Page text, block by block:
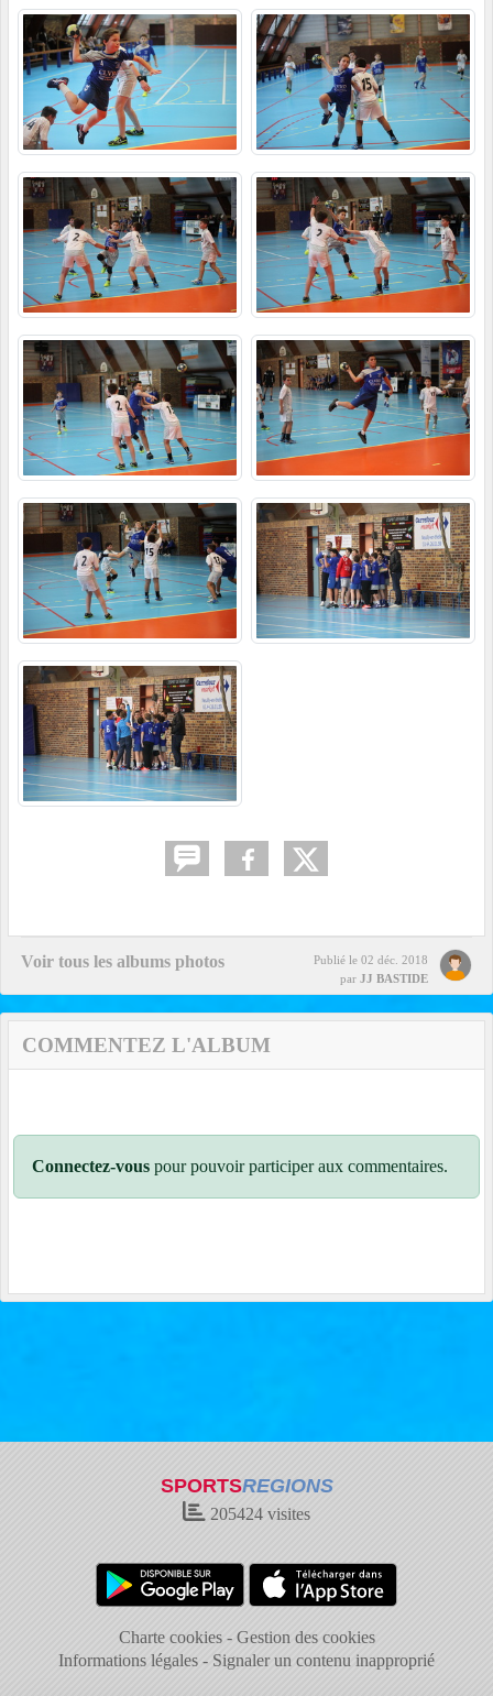
Voir tous les albums photos Publié le 02 déc. 2018
par JJ BASTIDE
COMMENTEZ L'ALBUM
Connectez-vous pour pouvoir participer aux commentaires.
SPORTSREGIONS
205424 visites
Charte cookies
Gestion des cookies
Informations légales
Signaler un contenu inapproprié